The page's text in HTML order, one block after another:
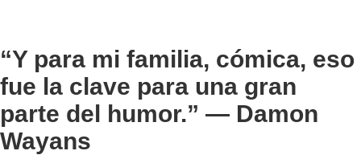
“Y para mi familia, cómica, eso
fue la clave para una gran
parte del humor.” — Damon
Wayans